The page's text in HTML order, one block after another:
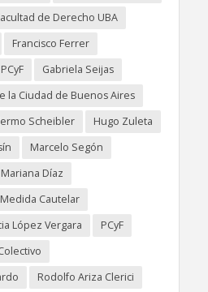
de Derecho UBA
Francisco Ferrer
Gabriela Seijas
la Ciudad de Buenos Aires
Scheibler
Hugo Zuleta
Marcelo Segón
Mariana Díaz
Medida Cautelar
López Vergara
PCyF
Rodolfo Ariza Clerici